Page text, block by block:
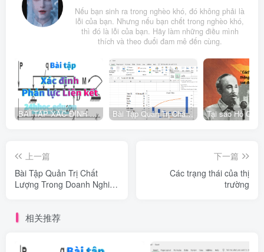
Nếu bạn sinh ra trong nghèo khó, đó không phải là
lỗi của bạn. Nhưng nếu bạn chết trong nghèo khó,
thì đó là lỗi của bạn. Hãy làm những điều mình
thích và theo đuổi đam mê đến cùng.
BÀI TẬP XÁC ĐỊNH PHẢN LỰC LIÊN KẾT Bài Tập Quản Trị Chất Lượng Trong Doanh Nghiệp Công Nghiệp
上一篇
Bài Tập Quản Trị Chất
Lượng Trong Doanh Nghiệp
下一篇
Các trạng thái của thị
trường
相关推荐